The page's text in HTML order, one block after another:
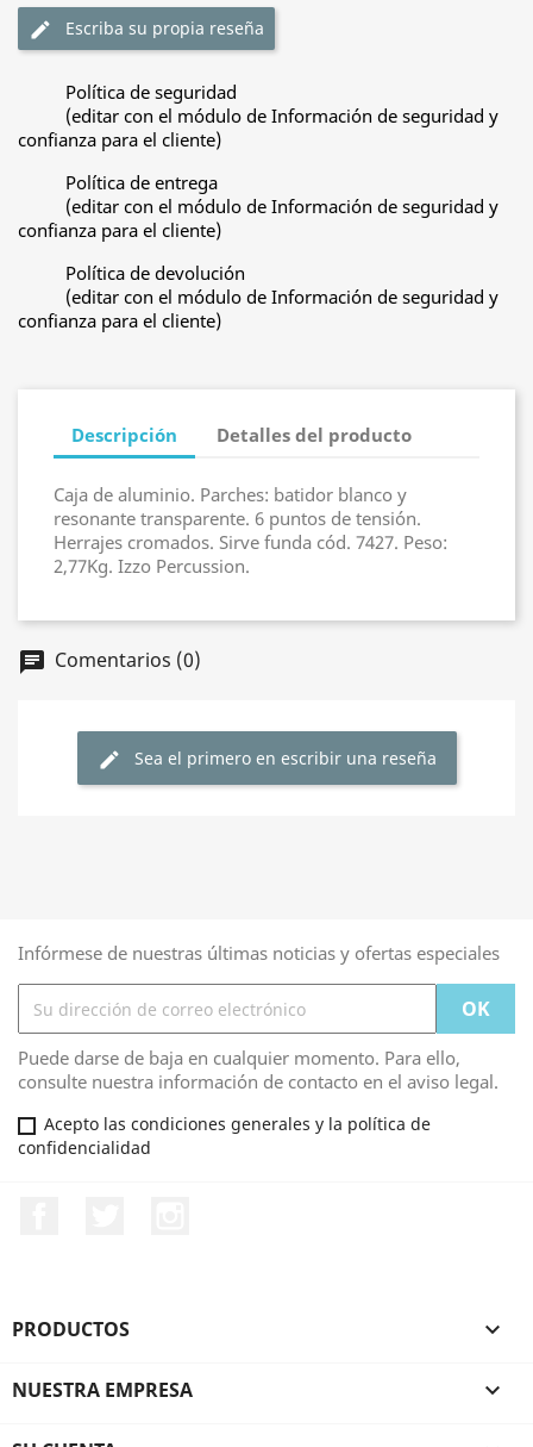
edit Escriba su propia reseña
Política de seguridad
(editar con el módulo de Información de seguridad y
confianza para el cliente)
Política de entrega
(editar con el módulo de Información de seguridad y
confianza para el cliente)
Política de devolución
(editar con el módulo de Información de seguridad y
confianza para el cliente)
Descripción Detalles del producto
Caja de aluminio. Parches: batidor blanco y
resonante transparente. 6 puntos de tensión.
Herrajes cromados. Sirve funda cód. 7427. Peso:
2,77Kg. Izzo Percussion.
chat Comentarios (0)
edit Sea el primero en escribir una reseña
Infórmese de nuestras últimas noticias y ofertas especiales
Puede darse de baja en cualquier momento. Para ello,
consulte nuestra información de contacto en el aviso legal.
Acepto las condiciones generales y la política de
confidencialidad
PRODUCTOS 
NUESTRA EMPRESA 